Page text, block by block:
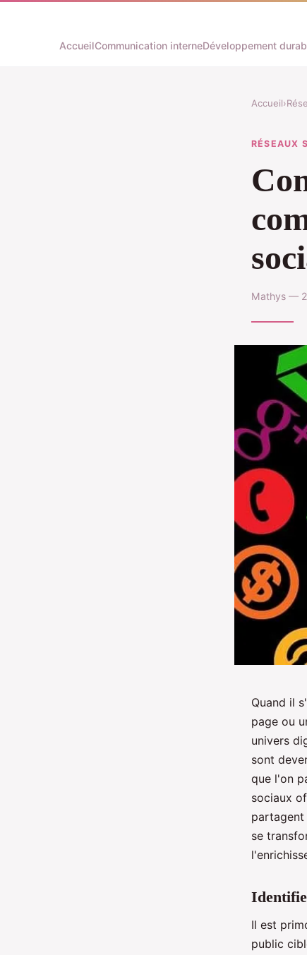
AccueilCommunication interneDéveloppement
Accueil›
RÉSEAUX
Mathys —
Quand il
page ou
univers
sont
que l'on
sociaux
partagent
se
Il est
public